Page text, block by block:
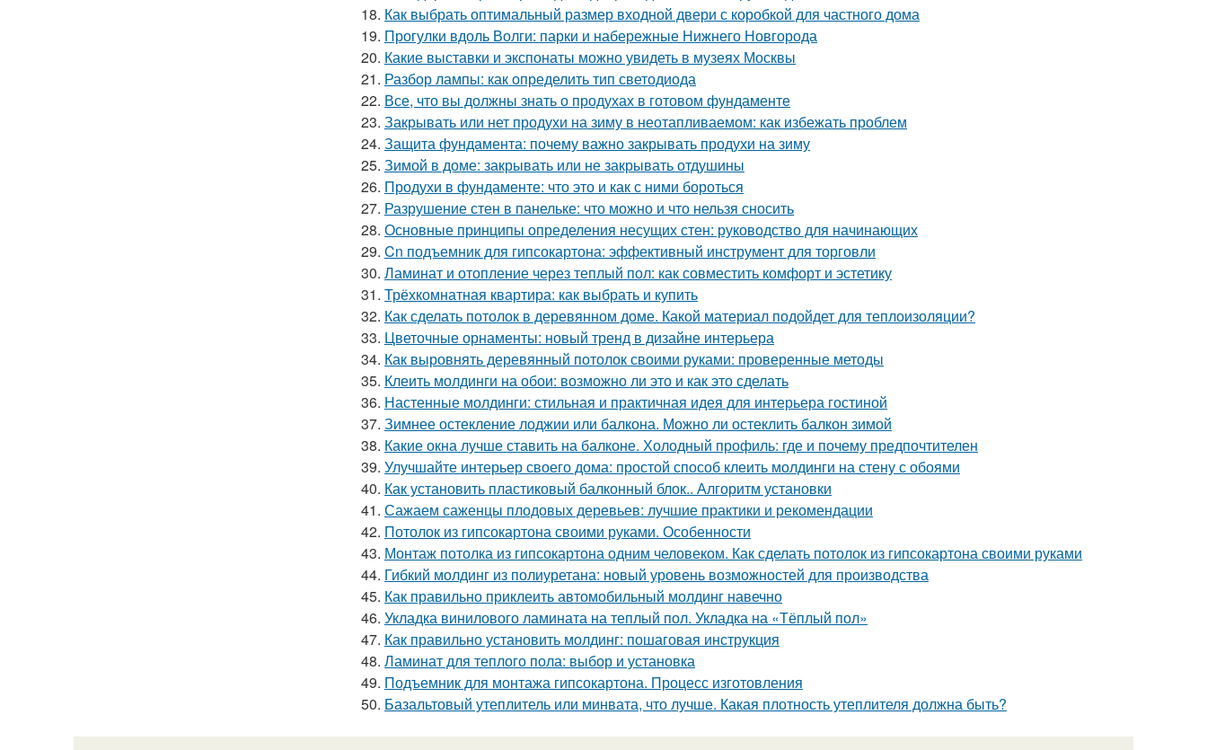
18. Как выбрать оптимальный размер входной двери с коробкой для частного дома
19. Прогулки вдоль Волги: парки и набережные Нижнего Новгорода
20. Какие выставки и экспонаты можно увидеть в музеях Москвы
21. Разбор лампы: как определить тип светодиода
22. Все, что вы должны знать о продухах в готовом фундаменте
23. Закрывать или нет продухи на зиму в неотапливаемом: как избежать проблем
24. Защита фундамента: почему важно закрывать продухи на зиму
25. Зимой в доме: закрывать или не закрывать отдушины
26. Продухи в фундаменте: что это и как с ними бороться
27. Разрушение стен в панельке: что можно и что нельзя сносить
28. Основные принципы определения несущих стен: руководство для начинающих
29. Cn подъемник для гипсокартона: эффективный инструмент для торговли
30. Ламинат и отопление через теплый пол: как совместить комфорт и эстетику
31. Трёхкомнатная квартира: как выбрать и купить
32. Как сделать потолок в деревянном доме. Какой материал подойдет для теплоизоляции?
33. Цветочные орнаменты: новый тренд в дизайне интерьера
34. Как выровнять деревянный потолок своими руками: проверенные методы
35. Клеить молдинги на обои: возможно ли это и как это сделать
36. Настенные молдинги: стильная и практичная идея для интерьера гостиной
37. Зимнее остекление лоджии или балкона. Можно ли остеклить балкон зимой
38. Какие окна лучше ставить на балконе. Холодный профиль: где и почему предпочтителен
39. Улучшайте интерьер своего дома: простой способ клеить молдинги на стену с обоями
40. Как установить пластиковый балконный блок.. Алгоритм установки
41. Сажаем саженцы плодовых деревьев: лучшие практики и рекомендации
42. Потолок из гипсокартона своими руками. Особенности
43. Монтаж потолка из гипсокартона одним человеком. Как сделать потолок из гипсокартона своими руками
44. Гибкий молдинг из полиуретана: новый уровень возможностей для производства
45. Как правильно приклеить автомобильный молдинг навечно
46. Укладка винилового ламината на теплый пол. Укладка на «Тёплый пол»
47. Как правильно установить молдинг: пошаговая инструкция
48. Ламинат для теплого пола: выбор и установка
49. Подъемник для монтажа гипсокартона. Процесс изготовления
50. Базальтовый утеплитель или минвата, что лучше. Какая плотность утеплителя должна быть?